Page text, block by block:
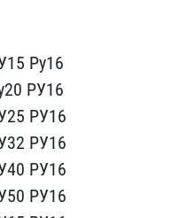
Ру16
РУ16
РУ16
РУ16
РУ16
РУ16